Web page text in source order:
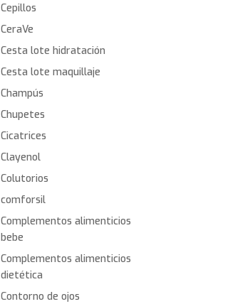
Cepillos
CeraVe
Cesta lote hidratación
Cesta lote maquillaje
Champús
Chupetes
Cicatrices
Clayenol
Colutorios
comforsil
Complementos alimenticios
bebe
Complementos alimenticios
dietética
Contorno de ojos